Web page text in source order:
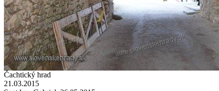
Čachtický hrad
21.03.2015